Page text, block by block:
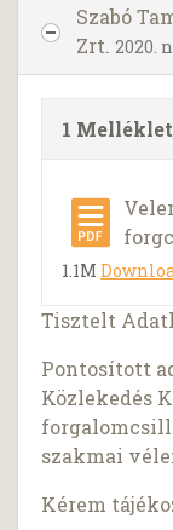
Szabó
Zrt. 2020.
1 Melléklet
1.1M
Tisztelt
Pontosított
Közlekedés
szakmai
Kérem